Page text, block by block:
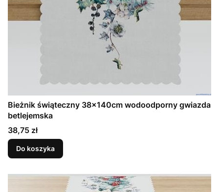
Bieżnik świąteczny 38x140cm wodoodporny gwiazda
betlejemska
Cena
38,75 zł
Do koszyka